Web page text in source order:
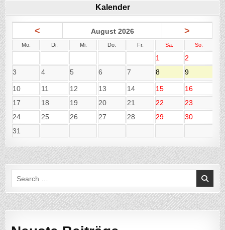
Kalender
< August 2026 >
Mo. Di. Mi. Do. Fr. Sa. So.
1
2
3
4 5 6 7 8 9
10 11 12 13 14 15
16
17
18 19 20 21 22
23
24
25 26 27 28 29
30
31
Search
for: